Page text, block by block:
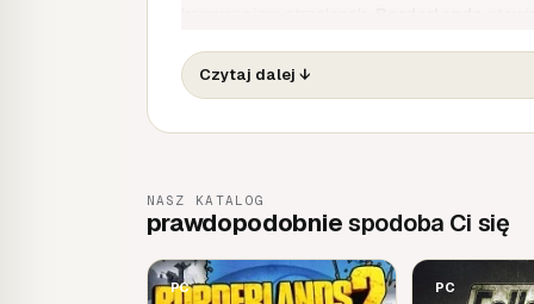
obcych zwanej The Vault.
Odgrywanie ról istrzelanie- łączy
rozwój postaci.
Mnóstwo broni- czekają na ciebie
maszynowe i nie tylko.
Radykalny styl graficzny- nowy styl
renderowanym stylem.
Czytaj dalej ↓
NASZ KATALOG
prawdopodobniespodoba Ci się
PC PC